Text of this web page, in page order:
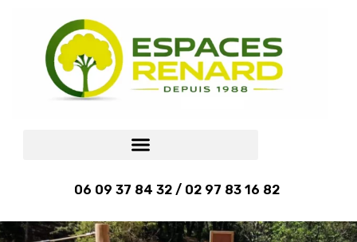
06 09 37 84 32 / 02 97 83 16 82